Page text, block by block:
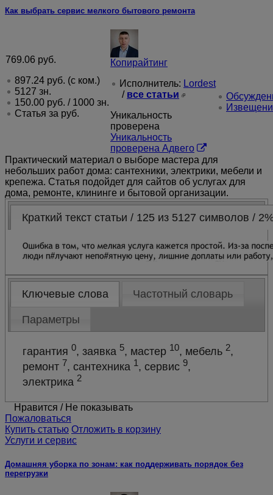
Как выбрать сервис мелкого бытового ремонта
769.06 руб.
897.24 руб. (с ком.)
5127 зн.
150.00 руб. / 1000 зн.
Статья за руб.
Копирайтинг
Исполнитель: Lordest
/ все статьи
Уникальность
проверена
Уникальность
проверена Адвего
Практический материал о выборе мастера для
небольших работ дома: сантехники, электрики, мебели и
крепежа. Статья подойдет для сайтов об услугах для
дома, ремонте, клининге и бытовой организации.
Краткий текст статьи / 125 из 5127 символов /
Ключевые слова Частотный словарь
Параметры
гарантия0, заявка 5, мастер 10, мебель2,
ремонт 7, сантехника 1 , сервис 9,
электрика2
Нравится / Не показывать
Пожаловаться
Купить статью Отложить в корзину
Услуги и сервис
Домашняя уборка по зонам: как поддерживать порядок без
перегрузки